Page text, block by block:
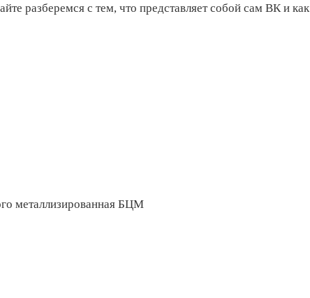
разберемся с тем, что представляет собой сам ВК и как
металлизированная БЦМ